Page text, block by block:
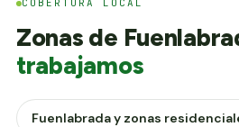
COBERTURA LOCAL
Zonas de
trabajamos
Fuenlabrada y zonas